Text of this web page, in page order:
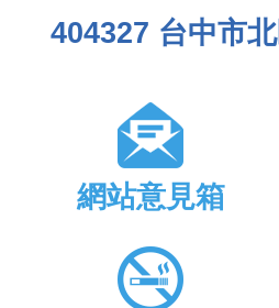
404327 台中市
網站意見箱